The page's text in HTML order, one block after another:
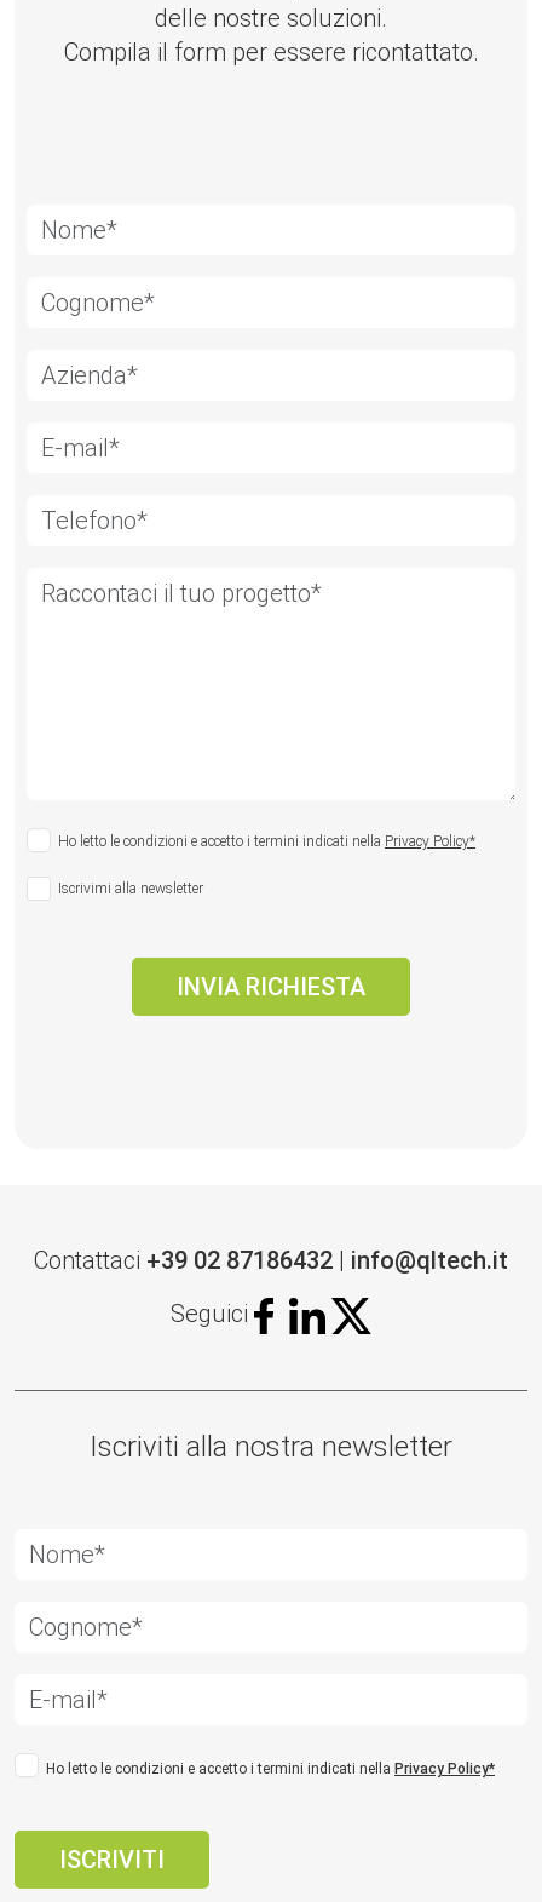
delle nostre soluzioni.
Compila il form per essere ricontattato.
Ho letto le condizioni e accetto i termini indicati nella Privacy Policy*
Iscrivimi alla newsletter
Contattaci +39 02 87186432 | info@qltech.it
Seguici
Iscriviti alla nostra newsletter
Ho letto le condizioni e accetto i termini indicati nella Privacy Policy*